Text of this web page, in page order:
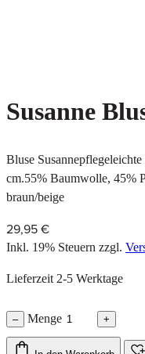
Susanne
Bluse
cm.55% Baumwolle, 45%
braun/beige
29,95 €
Inkl. 19% Steuern zzgl.
Lieferzeit 2-5 Werktage
– Menge +